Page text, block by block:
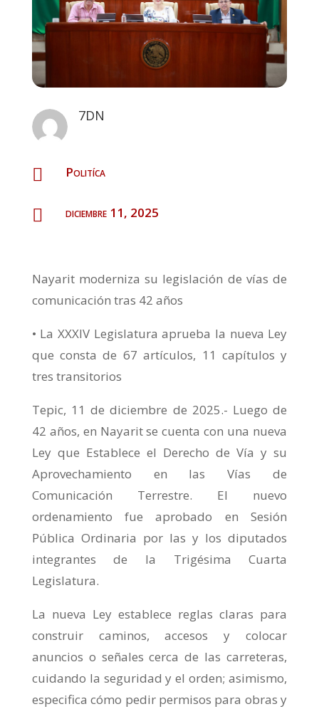
7DN
 Politíca
 diciembre 11, 2025
Nayarit moderniza su legislación de vías de
comunicación tras 42 años
• La XXXIV Legislatura aprueba la nueva Ley
que consta de 67 artículos, 11 capítulos y
tres transitorios
Tepic, 11 de diciembre de 2025.- Luego de
42 años, en Nayarit se cuenta con una nueva
Ley que Establece el Derecho de Vía y su
Aprovechamiento en las Vías de
Comunicación Terrestre. El nuevo
ordenamiento fue aprobado en Sesión
Pública Ordinaria por las y los diputados
integrantes de la Trigésima Cuarta
Legislatura.
La nueva Ley establece reglas claras para
construir caminos, accesos y colocar
anuncios o señales cerca de las carreteras,
cuidando la seguridad y el orden; asimismo,
especifica cómo pedir permisos para obras y